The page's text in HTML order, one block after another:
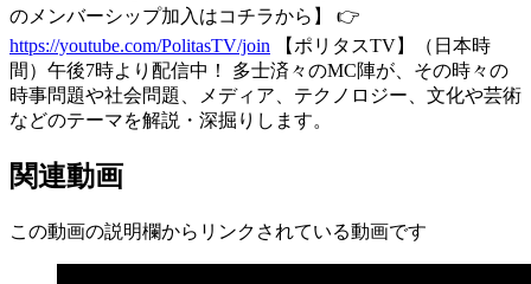
のメンバーシップ加入はコチラから】 👉
https://youtube.com/PolitasTV/join 【ポリタスTV】（日本時
間）午後7時より配信中！ 多士済々のMC陣が、その時々の
時事問題や社会問題、メディア、テクノロジー、文化や芸術
などのテーマを解説・深掘りします。
関連動画
この動画の説明欄からリンクされている動画です